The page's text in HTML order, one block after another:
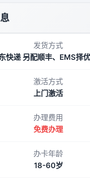
发货方式
快递 另配顺丰、EMS择
激活方式
上门激活
办理费用
免费办理
办卡年龄
18-60岁